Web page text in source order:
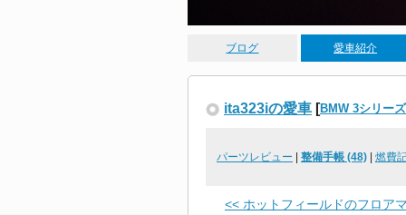
ブログ 愛車紹介
ita323iの愛車 [BMW 3シリー
パーツレビュー 整備手帳 (48) 燃費
<< ホットフィールドのフロア